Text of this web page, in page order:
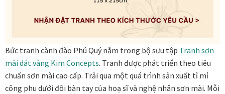
Liên hệ
Mia Lifestyle
Bức tranh cành đào Phú Quý nằm trong bộ sưu tập Tranh sơn
mài dát vàng Kim Concepts. Tranh được phát triển theo tiêu
chuẩn sơn mài cao cấp. Trải qua một quá trình sản xuất tỉ mỉ
công phu dưới đôi bàn tay của hoạ sĩ và nghệ nhân sơn mài. Mỗi